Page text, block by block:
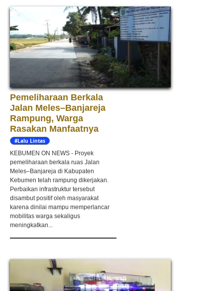
Pemeliharaan Berkala
Jalan Meles–Banjareja
Rampung, Warga
Rasakan Manfaatnya
#Lalu Lintas
KEBUMEN ON NEWS - Proyek
pemeliharaan berkala ruas Jalan
Meles–Banjareja di Kabupaten
Kebumen telah rampung dikerjakan.
Perbaikan infrastruktur tersebut
disambut positif oleh masyarakat
karena dinilai mampu memperlancar
mobilitas warga sekaligus
meningkatkan...